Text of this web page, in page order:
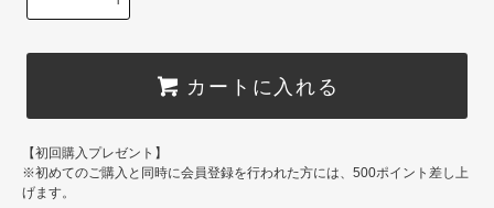
カートに入れる
【初回購入プレゼント】
※初めてのご購入と同時に会員登録を行われた方には、500ポイント差し上
げます。